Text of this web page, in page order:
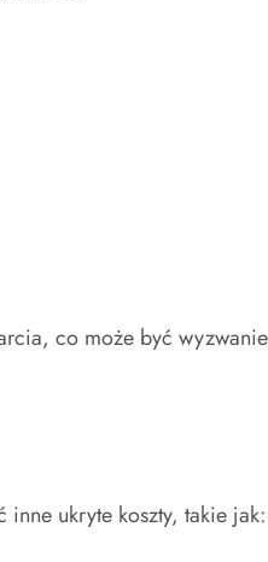
co może być
inne ukryte koszty, takie jak: